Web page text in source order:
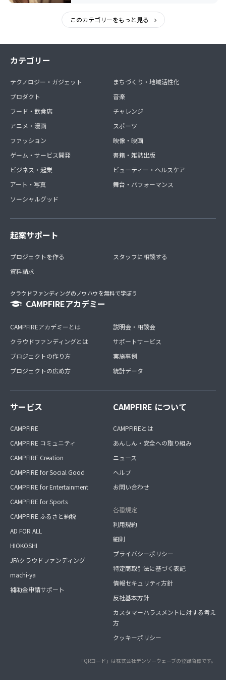
このカテゴリーをもっと見る
カテゴリー
テクノロジー・ガジェット
プロダクト
フード・飲食店
アニメ・漫画
ファッション
ゲーム・サービス開発
ビジネス・起業
アート・写真
ソーシャルグッド
まちづくり・地域活性化
音楽
チャレンジ
スポーツ
映像・映画
書籍・雑誌出版
ビューティー・ヘルスケア
舞台・パフォーマンス
起案サポート
プロジェクトを作る
資料請求
スタッフに相談する
クラウドファンディングのノウハウを無料で学ぼう
CAMPFIREアカデミー
CAMPFIREアカデミーとは
クラウドファンディングとは
プロジェクトの作り方
プロジェクトの広め方
説明会・相談会
サポートサービス
実施事例
統計データ
サービス
CAMPFIRE
CAMPFIRE コミュニティ
CAMPFIRE Creation
CAMPFIRE for Social Good
CAMPFIRE for Entertainment
CAMPFIRE for Sports
CAMPFIRE ふるさと納税
AD FOR ALL
HIOKOSHI
JFAクラウドファンディング
machi-ya
補助金申請サポート
CAMPFIRE について
CAMPFIREとは
あんしん・安全への取り組み
ニュース
ヘルプ
お問い合わせ
各種規定
利用規約
細則
プライバシーポリシー
特定商取引法に基づく表記
情報セキュリティ方針
反社基本方針
カスタマーハラスメントに対する考え
方
クッキーポリシー
「QRコード」は株式会社デンソーウェーブの登録商標です。